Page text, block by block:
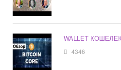
WALLET
4346